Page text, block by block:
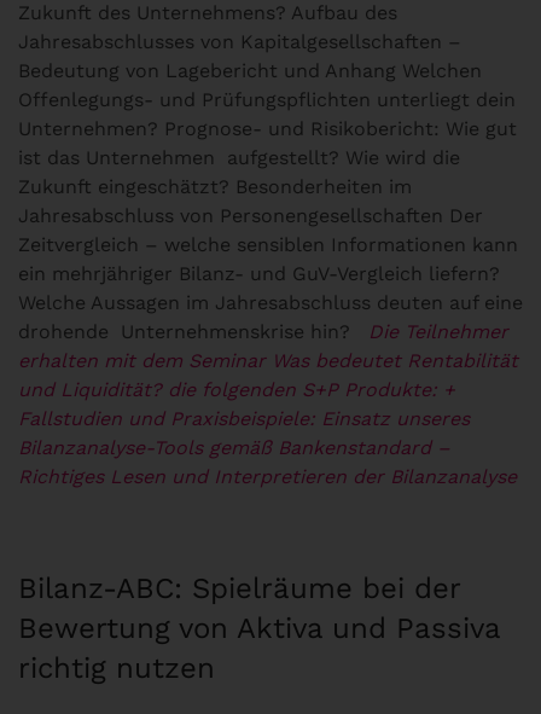
Zukunft des Unternehmens? Aufbau des
Jahresabschlusses von Kapitalgesellschaften –
Bedeutung von Lagebericht und Anhang Welchen
Offenlegungs- und Prüfungspflichten unterliegt dein
Unternehmen? Prognose- und Risikobericht: Wie gut
ist das Unternehmen aufgestellt? Wie wird die
Zukunft eingeschätzt? Besonderheiten im
Jahresabschluss von Personengesellschaften Der
Zeitvergleich – welche sensiblen Informationen kann
ein mehrjähriger Bilanz- und GuV-Vergleich liefern?
Welche Aussagen im Jahresabschluss deuten auf eine
drohende Unternehmenskrise hin?
Die Teilnehmer
erhalten mit dem Seminar Was bedeutet Rentabilität
und Liquidität? die folgenden S+P Produkte: +
Fallstudien und Praxisbeispiele: Einsatz unseres
Bilanzanalyse-Tools gemäß Bankenstandard –
Richtiges Lesen und Interpretieren der Bilanzanalyse
Bilanz-ABC: Spielräume bei der
Bewertung von Aktiva und Passiva
richtig nutzen